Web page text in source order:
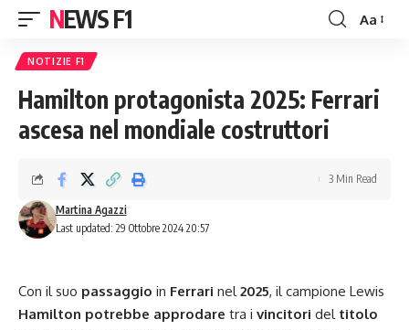
NEWS F1
Font
Aa
NOTIZIE F1
Hamilton protagonista 2025: Ferrari
ascesa nel mondiale costruttori
Last updated: 29 Ottobre 2024 20:57
Martina Agazzi
3 Min Read
Con il suo passaggio in Ferrari nel2025, ilcampione Lewis
Hamilton potrebbe approdare tra i vincitori del titolo